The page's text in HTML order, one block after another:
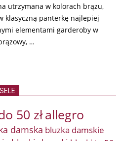
utrzymana w kolorach brązu,
klasyczną panterkę najlepiej
elementami garderoby w
…
50 złallegro
damska bluzka damskie